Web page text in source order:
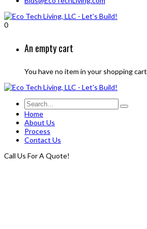
0
An empty cart
You have no item in your shopping cart
Home
About Us
Process
Contact Us
Call Us For A Quote!